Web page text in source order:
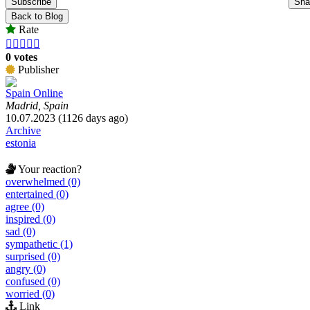
Back to Blog
Rate
    
0 votes
Publisher
Spain Online
Madrid, Spain
10.07.2023 (1126 days ago)
Archive
estonia
Your reaction?
overwhelmed (0)
entertained (0)
agree (0)
inspired (0)
sad (0)
sympathetic (1)
surprised (0)
angry (0)
confused (0)
worried (0)
Link